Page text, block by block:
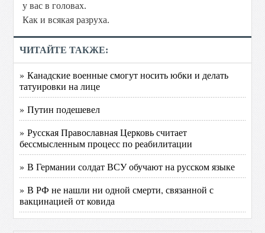
у вас в головах.
Как и всякая разруха.
ЧИТАЙТЕ ТАКЖЕ:
» Канадские военные смогут носить юбки и делать
татуировки на лице
» Путин подешевел
» Русская Православная Церковь считает
бессмысленным процесс по реабилитации
» В Германии солдат ВСУ обучают на русском языке
» В РФ не нашли ни одной смерти, связанной с
вакцинацией от ковида